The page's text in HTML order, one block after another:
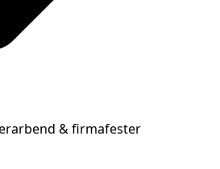
& firmafester